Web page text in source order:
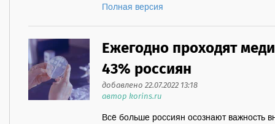
Полная версия
Ежегодно проходят
43% россиян
добавлено 22.07.2022 13:18
автор korins.ru
Всё больше россиян осознают важность